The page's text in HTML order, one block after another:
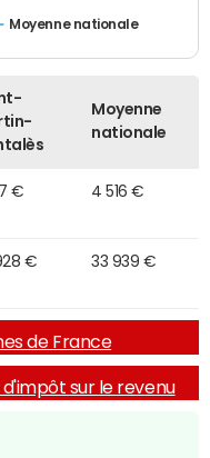
Moyenne nationale
Moyenne
nationale
€ 4 516 €
€ 33 939 €
de France
d'impôt sur le revenu